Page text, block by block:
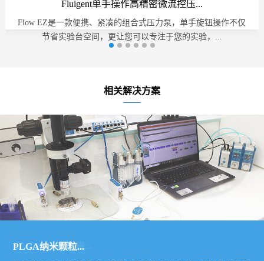
Fluigent单手操作高精密微流控压...
Flow EZ是一款便携、紧凑的组合式压力泵，单手旋钮操作不仅
节省实验台空间，更让您可以专注于您的实验，...
相关解决方案
微滴制备系统
Microblox 微流控...
Microblox 器官模...
PLGA纳米颗粒...
PDMS芯片加工...
微滴制备系统
Microblox 微流控...